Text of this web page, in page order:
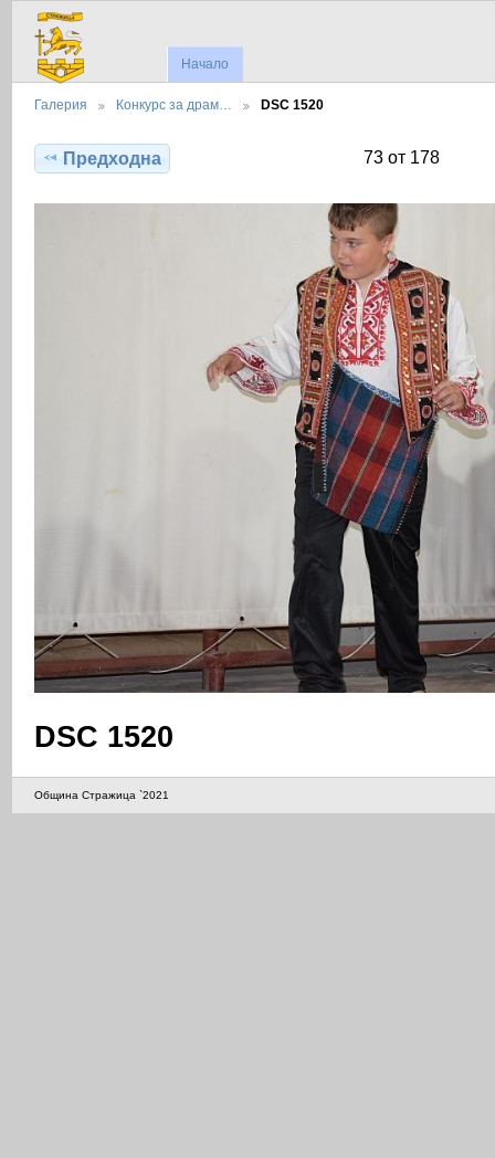
Начало
Галерия Конкурс за драм… DSC 1520
Предходна 73 от 178
DSC 1520
Община Стражица `2021